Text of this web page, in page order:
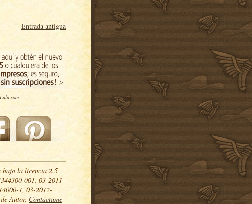
Entrada antigua
Lulu.com
bajo la licencia 2.5
001, 03-2011-
1, 03-2012-
Autor. Contáctame